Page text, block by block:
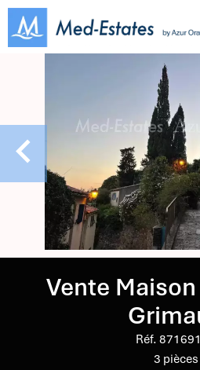
Vente
Réf.
3 pièces